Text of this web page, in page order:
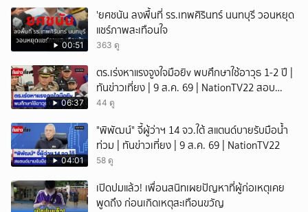
00:51
'ยศชนัน ลงพื้นที่ รร.เทพศิรินทร์ นนทบุรี วอนหยุด
แชร์ภาพสะเทือนใจ
363 ดู
06:37
ตร.เร่งหาแรงจูงใจมือยิv พบศึกษาใช้อาวุธ 1-2 ปี |
ทันข่าวเที่ยง | 9 ส.ค. 69 | NationTV22 สอบ
พยานแล้ว 17 ปาก เร่งตรวจมือถือและหลักฐานที่
เพื่อน และสื่อโซเ
44 ดู
04:01
"พิพัฒน์" จี้ผู้ว่าฯ 14 จว.ใต้ สแตนด์บายรับมือน้ำ
ท่วม | ทันข่าวเที่ยง | 9 ส.ค. 69 | NationTV22
58 ดู
เปิดปมแล้ว! เพื่อนสนิทเผยปัญหาที่ผู้ก่อเหตุเคย
พูดถึง ก่อนเกิดเหตุสะเทือนขวัญ